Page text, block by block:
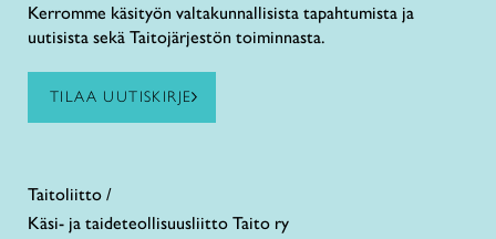
Kerromme käsityön valtakunnallisista tapahtumista ja
uutisista sekä Taitojärjestön toiminnasta.
TILAA UUTISKIRJE
Taitoliitto /
Käsi- ja taideteollisuusliitto Taito ry